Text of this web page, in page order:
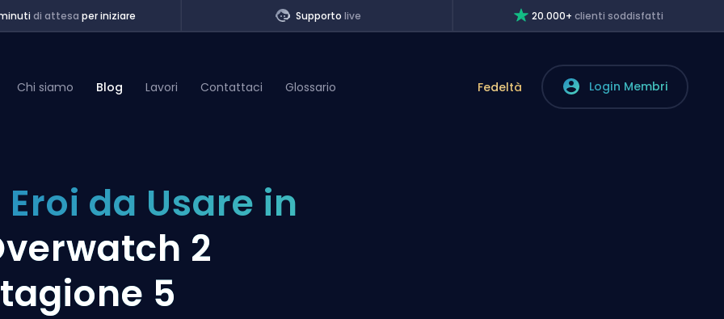
di attesa per iniziare Supporto live 20.000+clienti soddisfatti
Chi siamo Blog Lavori Contattaci Glossario Fedeltà Login Membri
Eroi da Usare in
2
5